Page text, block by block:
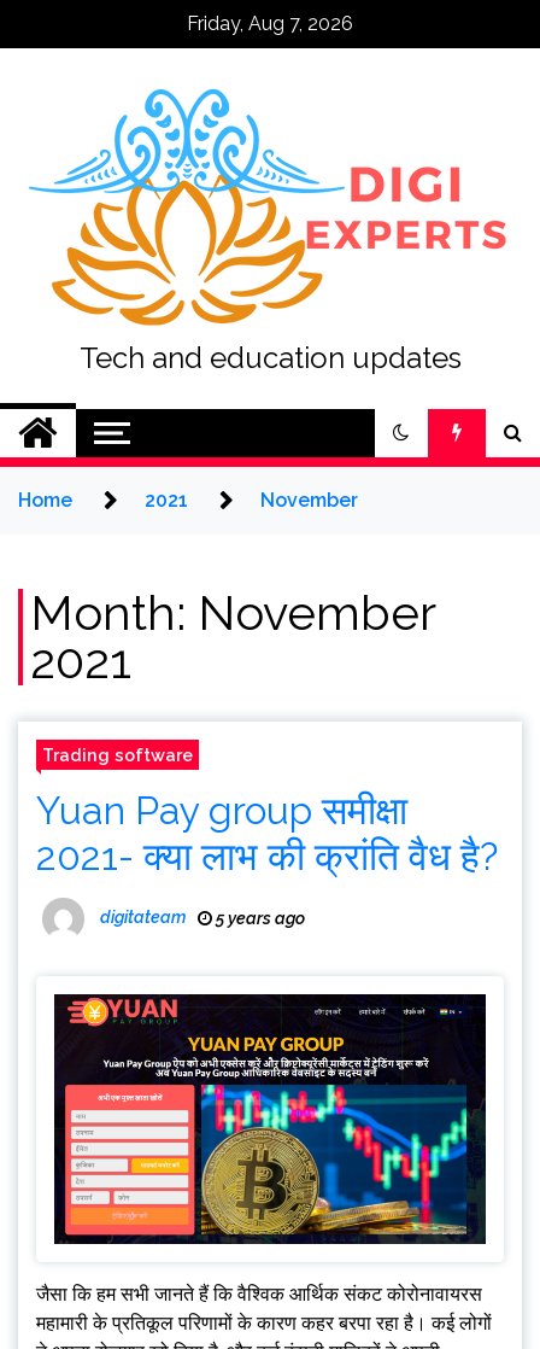
Friday, Aug 7, 2026
Tech and education updates
Home 2021 November
Month: November
2021
Trading software
Yuan Pay group समीक्षा
2021- क्या लाभ की क्रांति वैध है?
digitateam 5 years ago
जैसा कि हम सभी जानते हैं कि वैश्विक आर्थिक संकट कोरोनावायरस
महामारी के प्रतिकूल परिणामों के कारण कहर बरपा रहा है। कई लोगों